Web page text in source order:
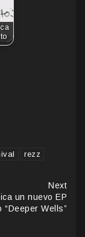
rezz
Next
un nuevo EP
“Deeper Wells”